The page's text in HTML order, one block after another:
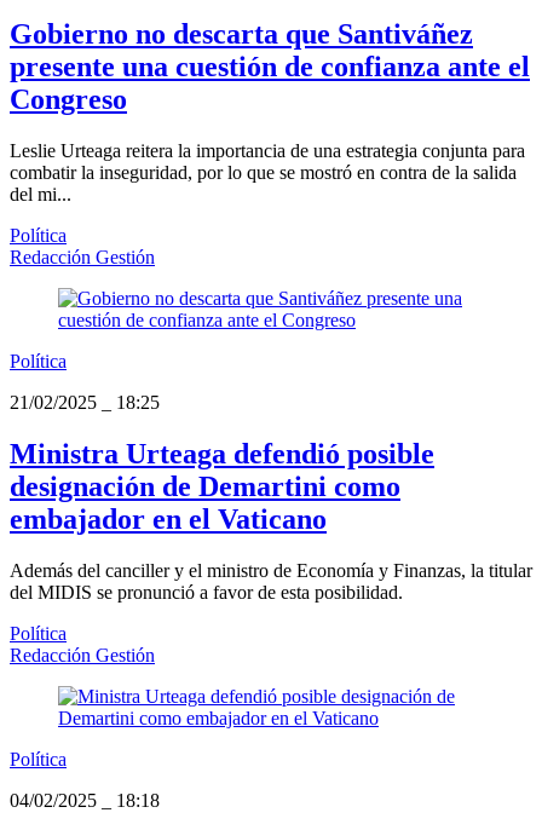
Gobierno no descarta que Santiváñez
presente una cuestión de confianza ante el
Congreso
Leslie Urteaga reitera la importancia de una estrategia conjunta para
combatir la inseguridad, por lo que se mostró en contra de la salida
del mi...
Política
Redacción Gestión
Política
21/02/2025
18:25
Ministra Urteaga defendió posible
designación de Demartini como
embajador en el Vaticano
Además del canciller y el ministro de Economía y Finanzas, la titular
del MIDIS se pronunció a favor de esta posibilidad.
Política
Redacción Gestión
Política
04/02/2025
18:18